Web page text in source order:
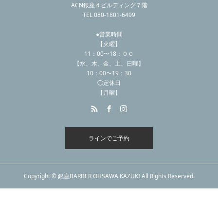
ACN銀座４ビルディング７階
TEL 080-1801-6499
●営業時間
【火曜】
11：00〜18：００
【水、木、金、土、日曜】
10：00〜19：30
◯定休日
【月曜】
ラインでご予約
Copyright © 銀座BARBER OHSAWA KAZUKI All Rights Reserved.